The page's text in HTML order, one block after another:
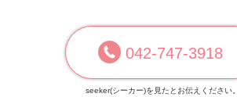
042-747-3918
seeker(シーカー)を見たとお伝えください。